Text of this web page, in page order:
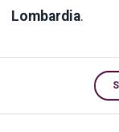
Lombardia.